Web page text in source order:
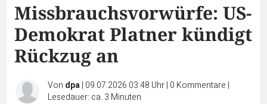
Missbrauchsvorwürfe: US-
Demokrat Platner kündigt
Rückzug an
Von dpa| 09.07.2026 03:48 Uhr| 0 Kommentare |
Lesedauer: ca. 3 Minuten